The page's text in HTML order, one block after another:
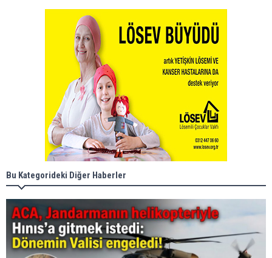
Bu Kategorideki Diğer Haberler